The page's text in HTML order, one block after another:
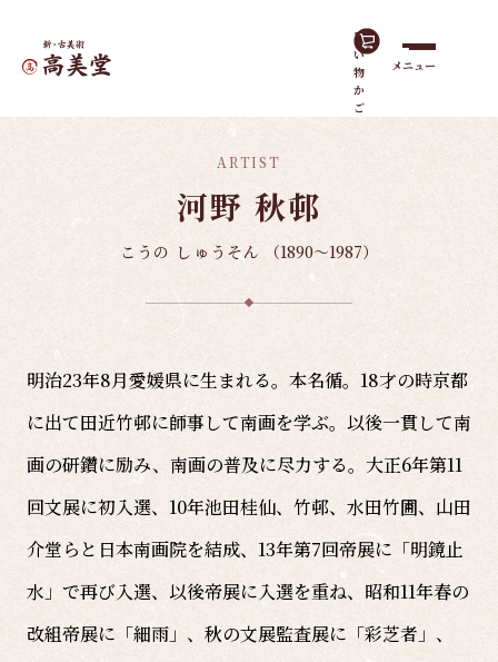
買
い
物
か
ご
メニュー
ホーム諸作家
ARTIST
河野 秋邨
こうの しゅうそん （1890～1987）
明治23年8月愛媛県に生まれる。本名循。18才の時京都
に出て田近竹邨に師事して南画を学ぶ。以後一貫して南
画の研鑽に励み、南画の普及に尽力する。大正6年第11
回文展に初入選、10年池田桂仙、竹邨、水田竹圃、山田
介堂らと日本南画院を結成、13年第7回帝展に「明鏡止
水」で再び入選、以後帝展に入選を重ね、昭和11年春の
改組帝展に「細雨」、秋の文展監査展に「彩芝者」、